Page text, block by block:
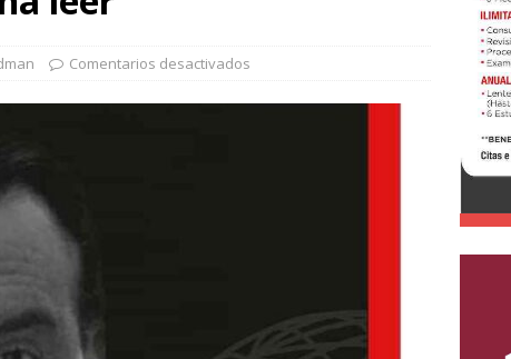
Mijes ‘Modo Transformación’ para que llegue a NL un gobierno
Comentarios desactivados